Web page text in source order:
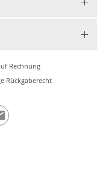
Rechnung
Rückgaberecht